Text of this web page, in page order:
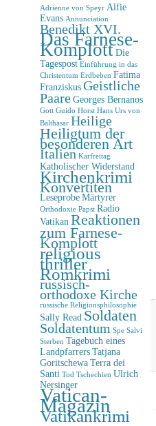
Adrienne von Speyr Alfie
Evans Annunciation
Benedikt XVI.
Das Farnese-
Komplott Die
Tagespost Einführung in das
Christentum Erdbeben Fatima
Franziskus Geistliche
Paare Georges Bernanos
Gott Guido Horst Hans Urs von
Balthasar Heilige
Heiligtum der
besonderen Art
Italien Karfreitag
Katholischer Widerstand
Kirchenkrimi
Konvertiten
Leseprobe Märtyrer
Orthodoxie Papst Radio
Vatikan Reaktionen
zum Farnese-
Komplott
religious
thriller
Romkrimi
russisch-
orthodoxe Kirche
russische Religionsphilosophie
Sally Read Soldaten
Soldatentum Spe Salvi
Sterben Tagebuch eines
Landpfarrers Tatjana
Goritschewa Terra dei
Santi Tod Tschechien Ulrich
Nersinger
Vatican-
Magazin
Vatikankrimi